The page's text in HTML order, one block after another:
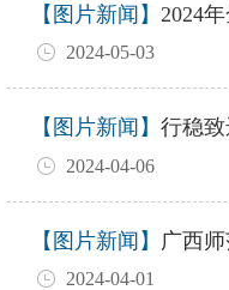
【图片新闻】 2024
2024-05-03
【图片新闻】 行稳
2024-04-06
【图片新闻】 广西
2024-04-01